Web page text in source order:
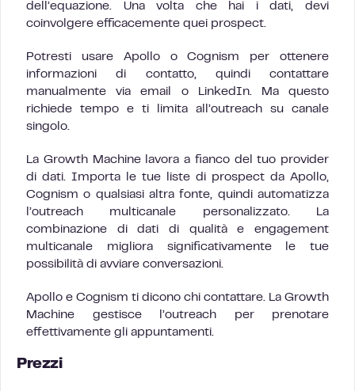
dell’equazione. Una volta che hai i dati, devi
coinvolgere efficacemente quei prospect.
Potresti usare Apollo o Cognism per ottenere
informazioni di contatto, quindi contattare
manualmente via email o LinkedIn. Ma questo
richiede tempo e ti limita all’outreach su canale
singolo.
La Growth Machine lavora a fianco del tuo provider
di dati. Importa le tue liste di prospect da Apollo,
Cognism o qualsiasi altra fonte, quindi automatizza
l’outreach multicanale personalizzato. La
combinazione di dati di qualità e engagement
multicanale migliora significativamente le tue
possibilità di avviare conversazioni.
Apollo e Cognism ti dicono chi contattare. La Growth
Machine gestisce l’outreach per prenotare
effettivamente gli appuntamenti.
Prezzi